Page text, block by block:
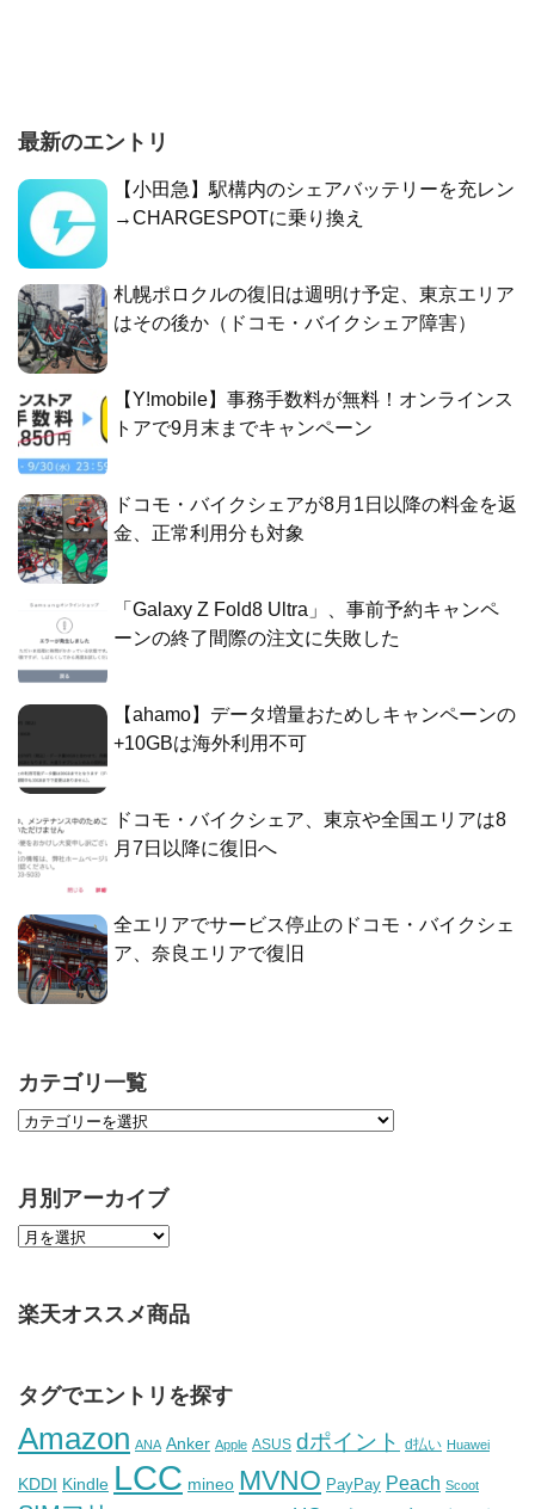
最新のエントリ
【小田急】駅構内のシェアバッテリーを充レン
→CHARGESPOTに乗り換え
札幌ポロクルの復旧は週明け予定、東京エリア
はその後か（ドコモ・バイクシェア障害）
【Y!mobile】事務手数料が無料！オンラインス
トアで9月末までキャンペーン
ドコモ・バイクシェアが8月1日以降の料金を返
金、正常利用分も対象
「Galaxy Z Fold8 Ultra」、事前予約キャンペ
ーンの終了間際の注文に失敗した
【ahamo】データ増量おためしキャンペーンの
+10GBは海外利用不可
ドコモ・バイクシェア、東京や全国エリアは8
月7日以降に復旧へ
全エリアでサービス停止のドコモ・バイクシェ
ア、奈良エリアで復旧
カテゴリ一覧
月別アーカイブ
楽天オススメ商品
タグでエントリを探す
Amazon ANA Anker Apple ASUS dポイント d払い Huawei
KDDI Kindle LCC mineo MVNO PayPay Peach Scoot